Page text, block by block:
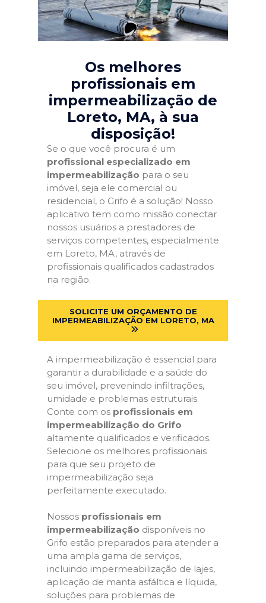
Os melhores
profissionais em
impermeabilização de
Loreto, MA, à sua
disposição!
Se o que você procura é um
profissional especializado em
impermeabilização para o seu
imóvel, seja ele comercial ou
residencial, o Grifo é a solução! Nosso
aplicativo tem como missão conectar
nossos usuários a prestadores de
serviços competentes, especialmente
em Loreto, MA, através de
profissionais qualificados cadastrados
na região.
SOLICITE UM ORÇAMENTO DE
IMPERMEABILIZAÇÃO EM LORETO, MA
A impermeabilização é essencial para
garantir a durabilidade e a saúde do
seu imóvel, prevenindo infiltrações,
umidade e problemas estruturais.
Conte com os profissionais em
impermeabilização do Grifo
altamente qualificados e verificados.
Selecione os melhores profissionais
para que seu projeto de
impermeabilização seja
perfeitamente executado.
Nossos profissionais em
impermeabilização disponíveis no
Grifo estão preparados para atender a
uma ampla gama de serviços,
incluindo impermeabilização de lajes,
aplicação de manta asfáltica e líquida,
soluções para problemas de